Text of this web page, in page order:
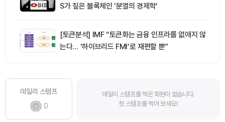
S가 짚은 블록체인 ‘분열의 경제학’
[토큰분석] IMF “토큰화는 금융 인프라를 없애지 않
는다… ‘하이브리드 FMI’로 재편할 뿐”
데일리 스탬프
0
데일리 스탬프를 찍은 회원이 없습니다.
첫 스탬프를 찍어 보세요!